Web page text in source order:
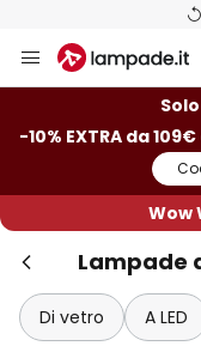
Salta
al
Solo
-10% EXTRA da
Wow
Lampade
Di vetro A LED
-
-